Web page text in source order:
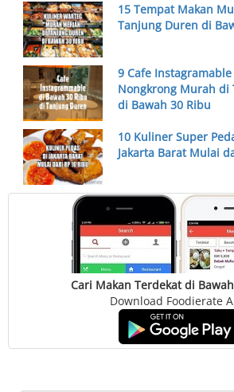
15 Tempat Makan
Tanjung Duren di
9 Cafe
Nongkrong Murah di
di Bawah 30 Ribu
10 Kuliner Super
Jakarta Barat Mulai
Cari Makan Terdekat di
Download Foodierate